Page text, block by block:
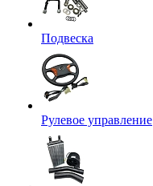
Подвеска
Рулевое управление